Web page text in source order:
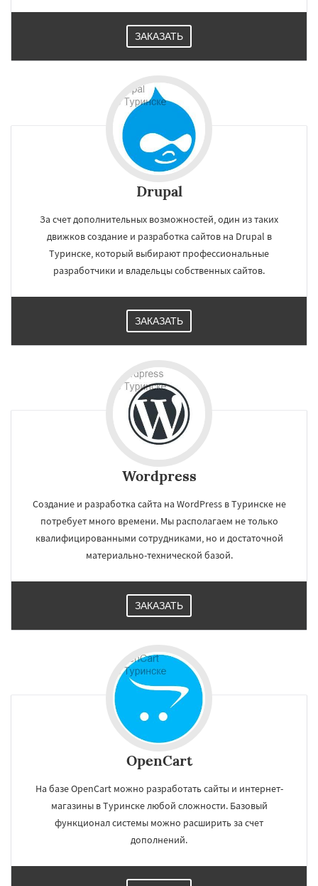
ЗАКАЗАТЬ
Drupal
За счет дополнительных возможностей, один из таких
движков создание и разработка сайтов на Drupal в
Туринске, который выбирают профессиональные
разработчики и владельцы собственных сайтов.
ЗАКАЗАТЬ
Wordpress
Создание и разработка сайта на WordPress в Туринске не
потребует много времени. Мы располагаем не только
квалифицированными сотрудниками, но и достаточной
материально-технической базой.
ЗАКАЗАТЬ
OpenCart
На базе OpenCart можно разработать сайты и интернет-
магазины в Туринске любой сложности. Базовый
функционал системы можно расширить за счет
дополнений.